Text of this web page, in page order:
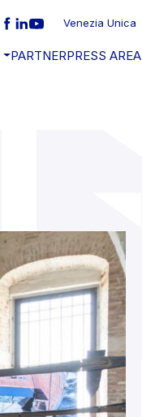
Venezia Unica
PARTNERPRESS AREA